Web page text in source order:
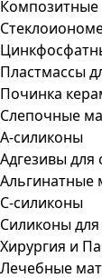
Композитные
Пластмассы
Починка
Слепочные
А-силиконы
Адгезивы для
Альгинатные
С-силиконы
Силиконы для
Хирургия и
Лечебные